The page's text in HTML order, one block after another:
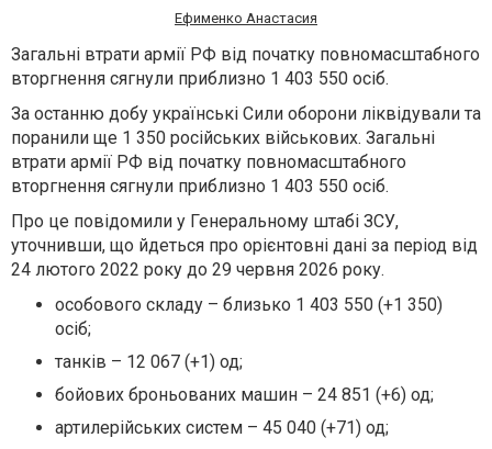
Ефименко Анастасия
Загальні втрати армії РФ від початку повномасштабного
вторгнення сягнули приблизно 1 403 550 осіб.
За останню добу українські Сили оборони ліквідували та
поранили ще 1 350 російських військових. Загальні
втрати армії РФ від початку повномасштабного
вторгнення сягнули приблизно 1 403 550 осіб.
Про це повідомили у Генеральному штабі ЗСУ,
уточнивши, що йдеться про орієнтовні дані за період від
24 лютого 2022 року до 29 червня 2026 року.
особового складу – близько 1 403 550 (+1 350)
осіб;
танків – 12 067 (+1) од;
бойових броньованих машин – 24 851 (+6) од;
артилерійських систем – 45 040 (+71) од;